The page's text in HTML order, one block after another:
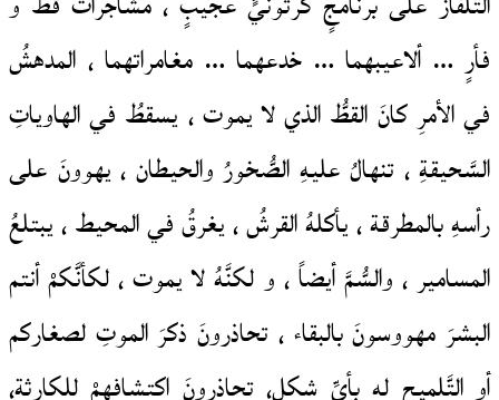
فأرٍ … ألاعيبهما … خدعهما … مغامراتهما ، المدهشُ
في الأمرِ كانَ القطُّ الذي لا يموت ، يسقطُ في الهاوياتِ
السَّحيقةِ ، تنهالُ عليهِ الصُّخورُ والحيطان ، يهوونَ على
رأسهِ بالمطرقة ، يأكلهُ القرشُ ، يغرقُ في المحيط ، يبتلعُ
المسامير ، والسُّمَّ أيضاً ، و لكنَّهُ لا يموت ، لكأنَّكمْ أنتم
البشرَ مهووسونَ بالبقاء ، تحاذرونَ ذكرَ الموتِ لصغاركم